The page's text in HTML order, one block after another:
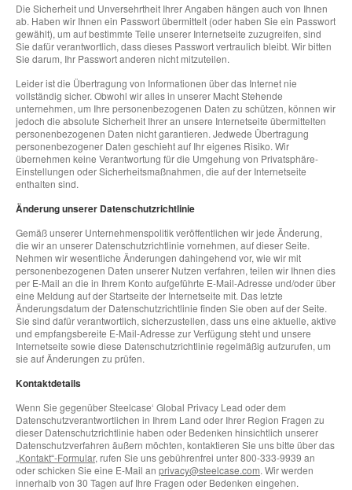
Die Sicherheit und Unversehrtheit Ihrer Angaben hängen auch von Ihnen
ab. Haben wir Ihnen ein Passwort übermittelt (oder haben Sie ein Passwort
gewählt), um auf bestimmte Teile unserer Internetseite zuzugreifen, sind
Sie dafür verantwortlich, dass dieses Passwort vertraulich bleibt. Wir bitten
Sie darum, Ihr Passwort anderen nicht mitzuteilen.
Leider ist die Übertragung von Informationen über das Internet nie
vollständig sicher. Obwohl wir alles in unserer Macht Stehende
unternehmen, um Ihre personenbezogenen Daten zu schützen, können wir
jedoch die absolute Sicherheit Ihrer an unsere Internetseite übermittelten
personenbezogenen Daten nicht garantieren. Jedwede Übertragung
personenbezogener Daten geschieht auf Ihr eigenes Risiko. Wir
übernehmen keine Verantwortung für die Umgehung von Privatsphäre-
Einstellungen oder Sicherheitsmaßnahmen, die auf der Internetseite
enthalten sind.
Änderung unserer Datenschutzrichtlinie
Gemäß unserer Unternehmenspolitik veröffentlichen wir jede Änderung,
die wir an unserer Datenschutzrichtlinie vornehmen, auf dieser Seite.
Nehmen wir wesentliche Änderungen dahingehend vor, wie wir mit
personenbezogenen Daten unserer Nutzen verfahren, teilen wir Ihnen dies
per E-Mail an die in Ihrem Konto aufgeführte E-Mail-Adresse und/oder über
eine Meldung auf der Startseite der Internetseite mit. Das letzte
Änderungsdatum der Datenschutzrichtlinie finden Sie oben auf der Seite.
Sie sind dafür verantwortlich, sicherzustellen, dass uns eine aktuelle, aktive
und empfangsbereite E-Mail-Adresse zur Verfügung steht und unsere
Internetseite sowie diese Datenschutzrichtlinie regelmäßig aufzurufen, um
sie auf Änderungen zu prüfen.
Kontaktdetails
Wenn Sie gegenüber Steelcase‘ Global Privacy Lead oder dem
Datenschutzverantwortlichen in Ihrem Land oder Ihrer Region Fragen zu
dieser Datenschutzrichtlinie haben oder Bedenken hinsichtlich unserer
Datenschutzverfahren äußern möchten, kontaktieren Sie uns bitte über das
„Kontakt“-Formular, rufen Sie uns gebührenfrei unter 800-333-9939 an
oder schicken Sie eine E-Mail an privacy@steelcase.com. Wir werden
innerhalb von 30 Tagen auf Ihre Fragen oder Bedenken eingehen.